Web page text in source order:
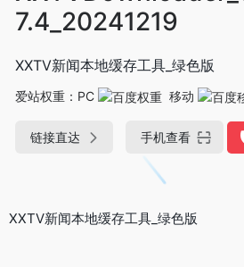
7.4_20241219
XXTV新闻本地缓存工具_绿色版
爱站权重： PC 移动
链接直达 手机查看
XXTV新闻本地缓存工具_绿色版